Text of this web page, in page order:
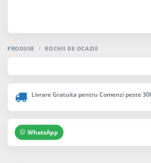
PRODUSE / ROCHII DE OCAZIE
Livrare Gratuita pentru Comenzi peste
WhatsApp